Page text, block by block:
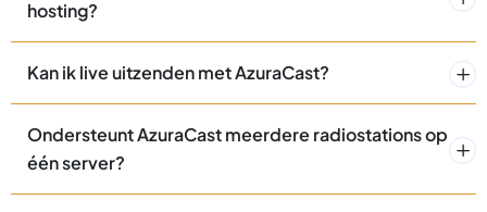
hosting?
Kan ik live uitzenden met AzuraCast?
Ondersteunt AzuraCast meerdere radiostations op
één server?